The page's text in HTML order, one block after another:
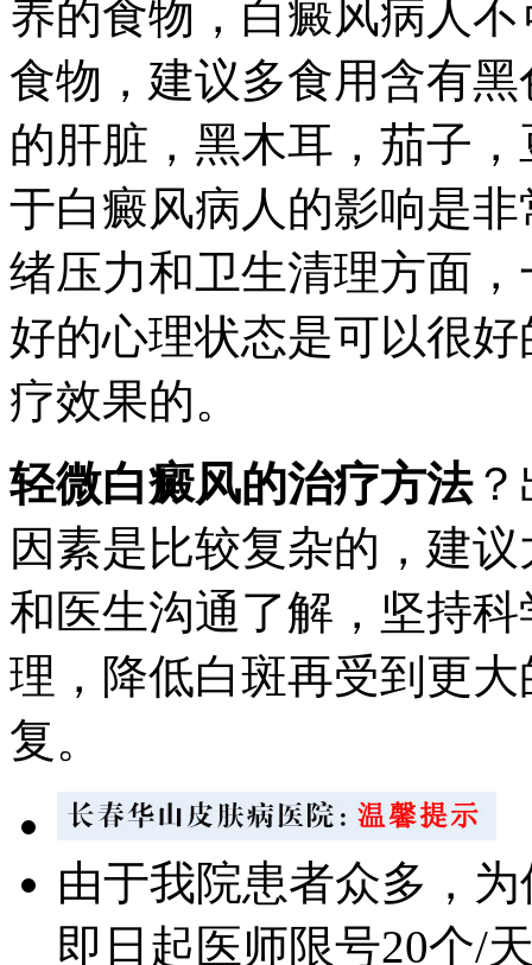
养的食物，白癜风病人
食物，建议多食用含有
的肝脏，黑木耳，茄子
于白癜风病人的影响是
绪压力和卫生清理方面
好的心理状态是可以很
疗效果的。
轻微白癜风的治疗方法？
因素是比较复杂的，建
和医生沟通了解，坚持
理，降低白斑再受到更
复。
由于我院患者众多，
即日起医师限号20个/